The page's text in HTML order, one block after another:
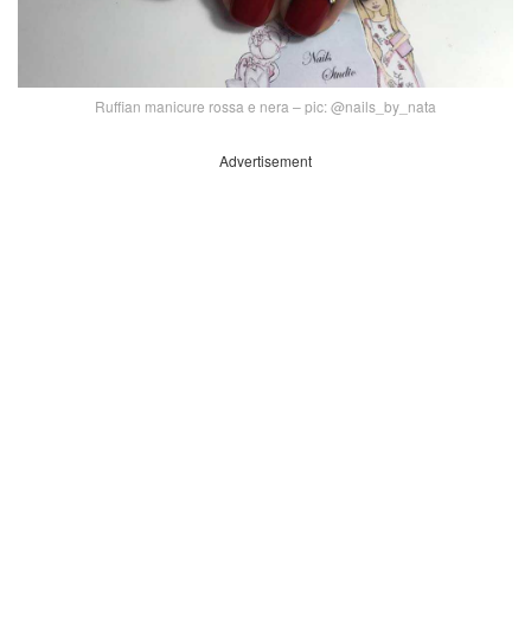
Ruffian manicure rossa e nera – pic: @nails_by_nata
Advertisement